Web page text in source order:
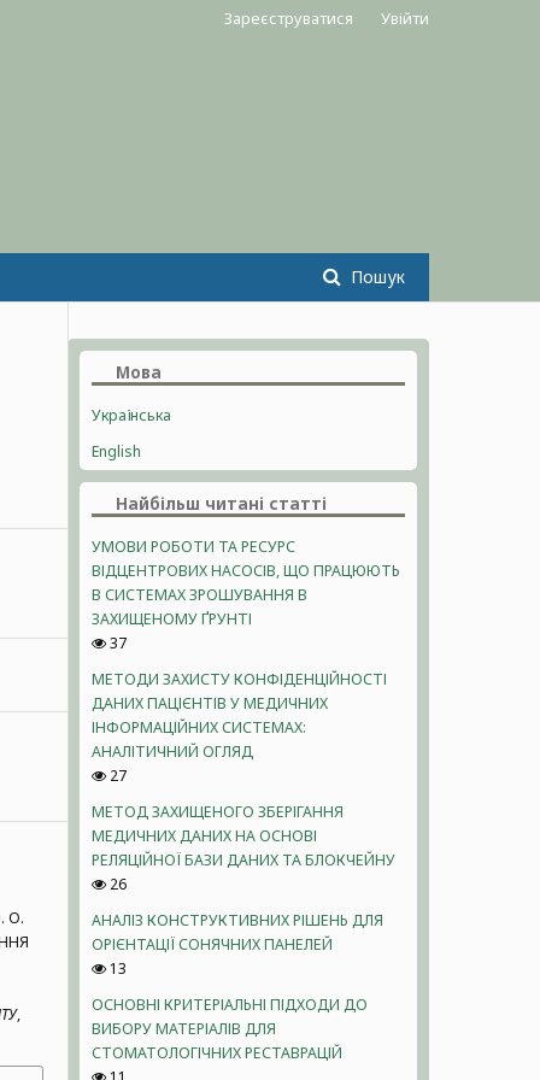
Пошук
Зареєструватися Увійти
О.
,
Мова
Українська
English
Найбільш читані статті
УМОВИ РОБОТИ ТА РЕСУРС
ВІДЦЕНТРОВИХ НАСОСІВ, ЩО ПРАЦЮЮТЬ
В СИСТЕМАХ ЗРОШУВАННЯ В
ЗАХИЩЕНОМУ ҐРУНТІ
37
МЕТОДИ ЗАХИСТУ КОНФІДЕНЦІЙНОСТІ
ДАНИХ ПАЦІЄНТІВ У МЕДИЧНИХ
ІНФОРМАЦІЙНИХ СИСТЕМАХ:
АНАЛІТИЧНИЙ ОГЛЯД
27
МЕТОД ЗАХИЩЕНОГО ЗБЕРІГАННЯ
МЕДИЧНИХ ДАНИХ НА ОСНОВІ
РЕЛЯЦІЙНОЇ БАЗИ ДАНИХ ТА БЛОКЧЕЙНУ
26
АНАЛІЗ КОНСТРУКТИВНИХ РІШЕНЬ ДЛЯ
ОРІЄНТАЦІЇ СОНЯЧНИХ ПАНЕЛЕЙ
13
ОСНОВНІ КРИТЕРІАЛЬНІ ПІДХОДИ ДО
ВИБОРУ МАТЕРІАЛІВ ДЛЯ
СТОМАТОЛОГІЧНИХ РЕСТАВРАЦІЙ